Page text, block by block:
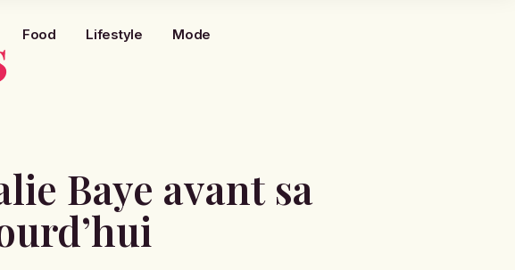
Food Lifestyle Mode
Baye avant sa